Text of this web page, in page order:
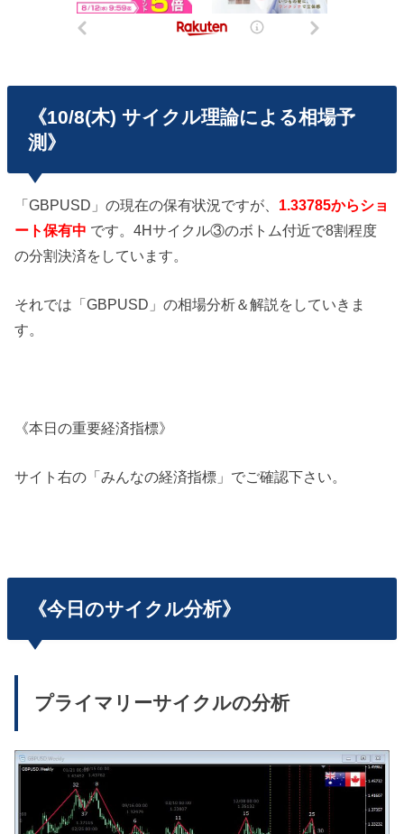
《10/8(木) サイクル理論による相場予
測》
「GBPUSD」の現在の保有状況ですが、 1.33785からショ
ート保有中 です。4Hサイクル③のボトム付近で8割程度
の分割決済をしています。
それでは「GBPUSD」の相場分析＆解説をしていきま
す。
《本日の重要経済指標》
サイト右の「みんなの経済指標」でご確認下さい。
《今日のサイクル分析》
プライマリーサイクルの分析